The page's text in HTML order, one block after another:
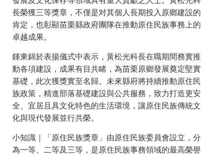
長榮獲三等獎章，不僅是对其個人長期投入原鄉建設的
肯定，也彰顯苗栗縣政府團隊在推動原住民族事務上的
卓越成果。
鍾東錦於表揚儀式中表示，黃松光科長在職期間務實推
動各項建設，成果有目共睹，為苗栗原鄉發展奠定堅實
基礎，此次獲獎實至名歸。未來縣府將持續推動原住民
族政策，精進部落基礎建設與公共服務，致力打造更安
全、宜居且具文化特色的生活環境，讓原住民族傳統文
化與現代發展並行共榮。
小知識｜「原住民族獎章」由原住民族委員會設立，分
為一等、二等及三等，是原住民族事務領域的最高榮譽